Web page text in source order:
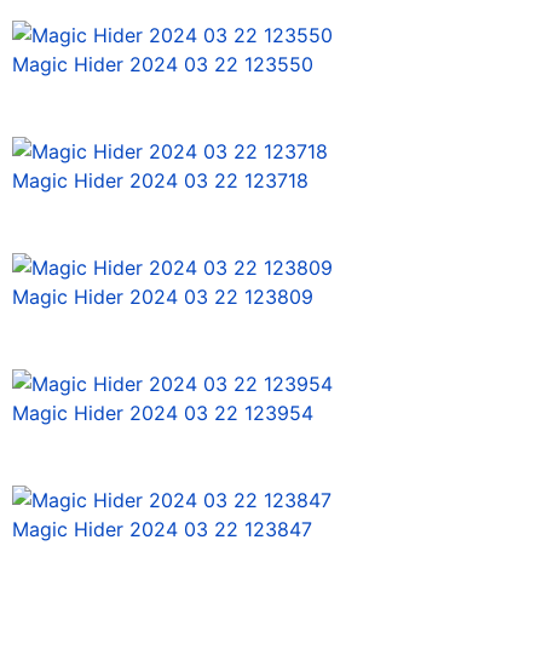
Magic Hider 2024 03 22 123550
Magic Hider 2024 03 22 123718
Magic Hider 2024 03 22 123809
Magic Hider 2024 03 22 123954
Magic Hider 2024 03 22 123847